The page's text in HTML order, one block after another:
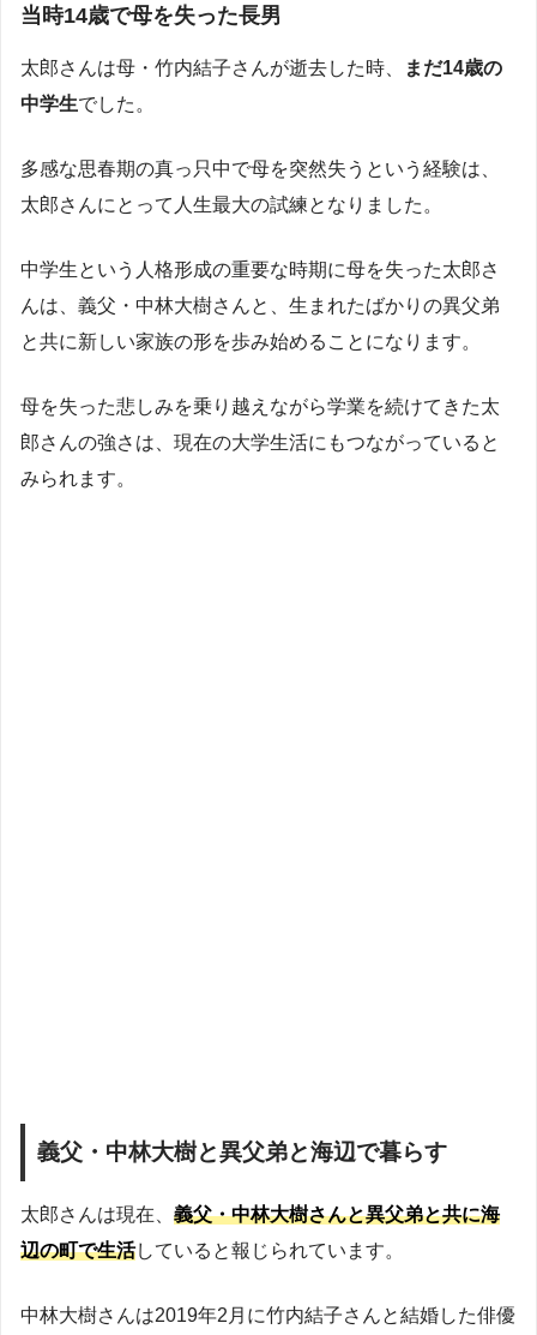
当時14歳で母を失った長男
太郎さんは母・竹内結子さんが逝去した時、
まだ14歳の
中学生でした。
多感な思春期の真っ只中で母を突然失うという経験は、
太郎さんにとって人生最大の試練となりました。
中学生という人格形成の重要な時期に母を失った太郎さ
んは、義父・中林大樹さんと、生まれたばかりの異父弟
と共に新しい家族の形を歩み始めることになります。
母を失った悲しみを乗り越えながら学業を続けてきた太
郎さんの強さは、現在の大学生活にもつながっていると
みられます。
義父・中林大樹と異父弟と海辺で暮らす
太郎さんは現在、 義父・中林大樹さんと異父弟と共に海
辺の町で生活していると報じられています。
中林大樹さんは2019年2月に竹内結子さんと結婚した俳優